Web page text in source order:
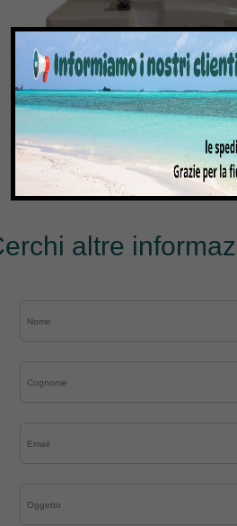
MACCHINA TAGLIA E CUCI
D
299,00 539,00
altre